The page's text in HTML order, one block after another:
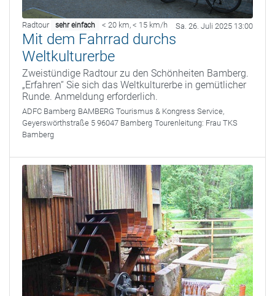
Radtour sehr einfach < 20 km, < 15 km/h Sa. 26. Juli 2025 13:00
Mit dem Fahrrad durchs
Weltkulturerbe
Zweistündige Radtour zu den Schönheiten Bamberg.
„Erfahren“ Sie sich das Weltkulturerbe in gemütlicher
Runde. Anmeldung erforderlich.
ADFC Bamberg BAMBERG Tourismus & Kongress Service,
Geyerswörthstraße 5 96047 Bamberg Tourenleitung: Frau TKS
Bamberg